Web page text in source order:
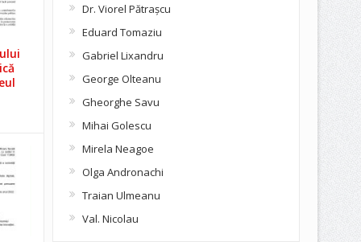
Dr. Viorel Pătraşcu
Eduard Tomaziu
Gabriel Lixandru
George Olteanu
Gheorghe Savu
Mihai Golescu
Mirela Neagoe
Olga Andronachi
Traian Ulmeanu
Val. Nicolau